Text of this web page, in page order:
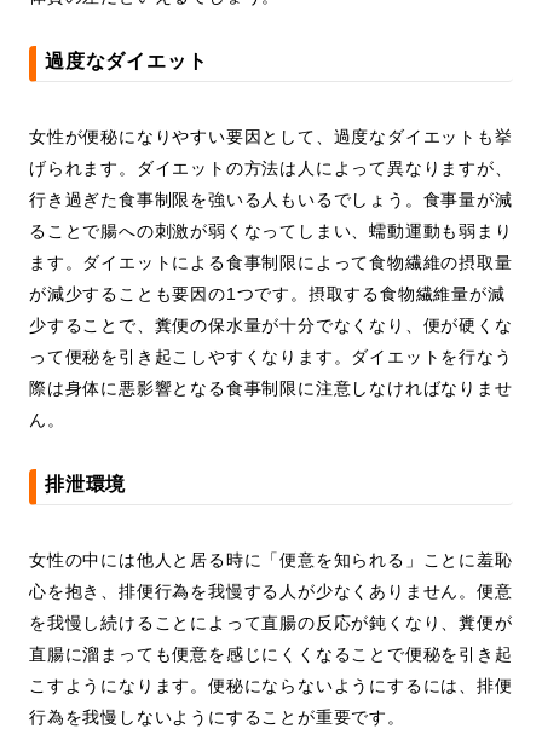
過度なダイエット
女性が便秘になりやすい要因として、過度なダイエットも挙
げられます。ダイエットの方法は人によって異なりますが、
行き過ぎた食事制限を強いる人もいるでしょう。食事量が減
ることで腸への刺激が弱くなってしまい、蠕動運動も弱まり
ます。ダイエットによる食事制限によって食物繊維の摂取量
が減少することも要因の1つです。摂取する食物繊維量が減
少することで、糞便の保水量が十分でなくなり、便が硬くな
って便秘を引き起こしやすくなります。ダイエットを行なう
際は身体に悪影響となる食事制限に注意しなければなりませ
ん。
排泄環境
女性の中には他人と居る時に「便意を知られる」ことに羞恥
心を抱き、排便行為を我慢する人が少なくありません。便意
を我慢し続けることによって直腸の反応が鈍くなり、糞便が
直腸に溜まっても便意を感じにくくなることで便秘を引き起
こすようになります。便秘にならないようにするには、排便
行為を我慢しないようにすることが重要です。